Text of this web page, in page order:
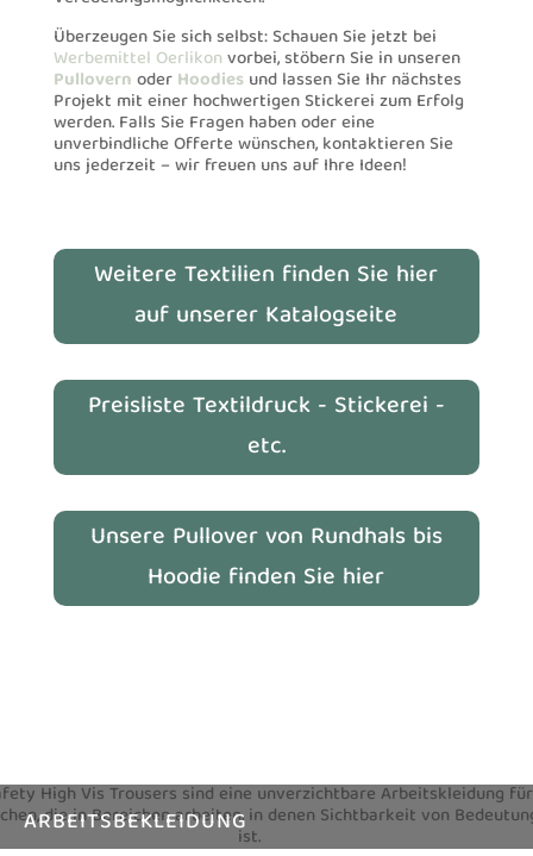
Überzeugen Sie sich selbst: Schauen Sie jetzt bei
Werbemittel Oerlikonvorbei, stöbern Sie in unseren
PullovernoderHoodiesund lassen Sie Ihr nächstes
Projekt mit einer hochwertigen Stickerei zum Erfolg
werden. Falls Sie Fragen haben oder eine
unverbindliche Offerte wünschen, kontaktieren Sie
uns jederzeit – wir freuen uns auf Ihre Ideen!
Weitere Textilien finden Sie hier
auf unserer Katalogseite
Preisliste Textildruck - Stickerei -
etc.
Unsere Pullover von Rundhals bis
Hoodie finden Sie hier
ARBEITSBEKLEIDUNG